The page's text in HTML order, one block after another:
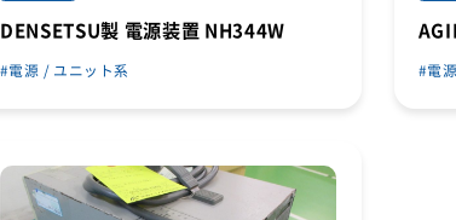
DENSETSU製 電源装置 NH344W
電源 / ユニット系 電